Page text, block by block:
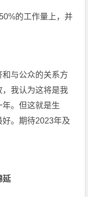
的工作量上，并
与公众的关系方
我认为这将是我
。但这就是生
。期待2023年及
延